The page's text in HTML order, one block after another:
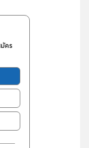
คร